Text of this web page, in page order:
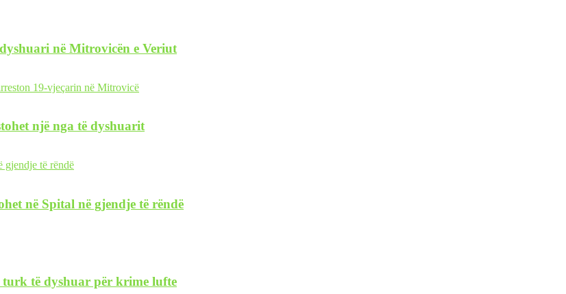
në Mitrovicën e Veriut
një nga të dyshuarit
në Spital në gjendje të rëndë
të dyshuar për krime lufte